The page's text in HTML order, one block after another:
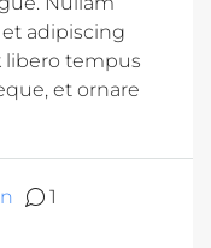
adipiscing
libero tempus
et ornare
1